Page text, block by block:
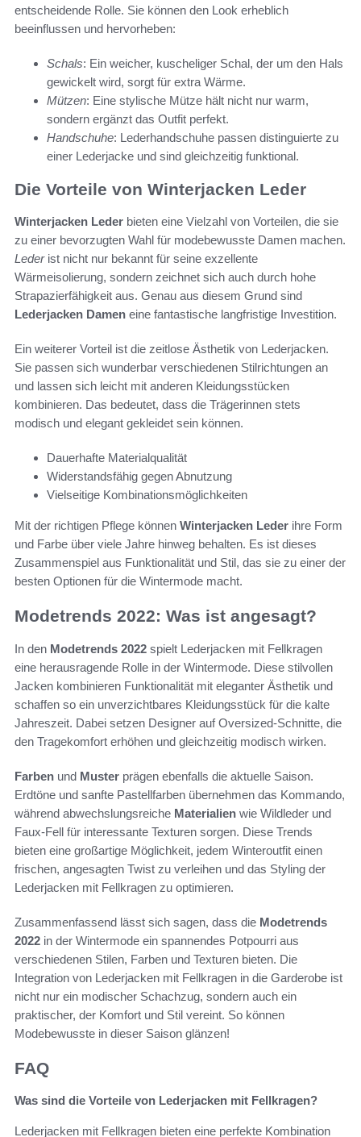
entscheidende Rolle. Sie können den Look erheblich
beeinflussen und hervorheben:
Schals: Ein weicher, kuscheliger Schal, der um den Hals
gewickelt wird, sorgt für extra Wärme.
Mützen: Eine stylische Mütze hält nicht nur warm,
sondern ergänzt das Outfit perfekt.
Handschuhe: Lederhandschuhe passen distinguierte zu
einer Lederjacke und sind gleichzeitig funktional.
Die Vorteile von Winterjacken Leder
Winterjacken Leder bieten eine Vielzahl von Vorteilen, die sie
zu einer bevorzugten Wahl für modebewusste Damen machen.
Lederist nicht nur bekannt für seine exzellente
Wärmeisolierung, sondern zeichnet sich auch durch hohe
Strapazierfähigkeit aus. Genau aus diesem Grund sind
Lederjacken Damen eine fantastische langfristige Investition.
Ein weiterer Vorteil ist die zeitlose Ästhetik von Lederjacken.
Sie passen sich wunderbar verschiedenen Stilrichtungen an
und lassen sich leicht mit anderen Kleidungsstücken
kombinieren. Das bedeutet, dass die Trägerinnen stets
modisch und elegant gekleidet sein können.
Dauerhafte Materialqualität
Widerstandsfähig gegen Abnutzung
Vielseitige Kombinationsmöglichkeiten
Mit der richtigen Pflege können Winterjacken Leder ihre Form
und Farbe über viele Jahre hinweg behalten. Es ist dieses
Zusammenspiel aus Funktionalität und Stil, das sie zu einer der
besten Optionen für die Wintermode macht.
Modetrends 2022: Was ist angesagt?
In den Modetrends 2022 spielt Lederjacken mit Fellkragen
eine herausragende Rolle in der Wintermode. Diese stilvollen
Jacken kombinieren Funktionalität mit eleganter Ästhetik und
schaffen so ein unverzichtbares Kleidungsstück für die kalte
Jahreszeit. Dabei setzen Designer auf Oversized-Schnitte, die
den Tragekomfort erhöhen und gleichzeitig modisch wirken.
Farben und Muster prägen ebenfalls die aktuelle Saison.
Erdtöne und sanfte Pastellfarben übernehmen das Kommando,
während abwechslungsreiche Materialien wie Wildleder und
Faux-Fell für interessante Texturen sorgen. Diese Trends
bieten eine großartige Möglichkeit, jedem Winteroutfit einen
frischen, angesagten Twist zu verleihen und das Styling der
Lederjacken mit Fellkragen zu optimieren.
Zusammenfassend lässt sich sagen, dass die Modetrends
2022 in der Wintermode ein spannendes Potpourri aus
verschiedenen Stilen, Farben und Texturen bieten. Die
Integration von Lederjacken mit Fellkragen in die Garderobe ist
nicht nur ein modischer Schachzug, sondern auch ein
praktischer, der Komfort und Stil vereint. So können
Modebewusste in dieser Saison glänzen!
FAQ
Was sind die Vorteile von Lederjacken mit Fellkragen?
Lederjacken mit Fellkragen bieten eine perfekte Kombination